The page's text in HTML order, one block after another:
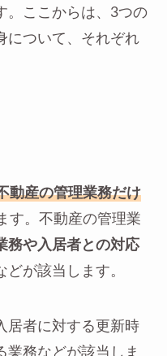
。ここからは、3つの
について、それぞれ
動産の管理業務だけ
す。不動産の管理業
務や入居者との対応
どが該当します。
居者に対する更新時
業務などが該当しま